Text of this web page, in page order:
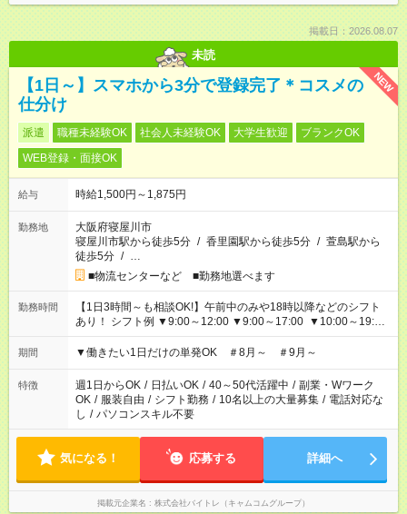
掲載日：2026.08.07
未読
NEW
【1日～】スマホから3分で登録完了＊コスメの
仕分け
派遣 職種未経験OK 社会人未経験OK 大学生歓迎
ブランクOK
WEB登録・面接OK
給与 時給1,500円～1,875円
勤務地
大阪府寝屋川市
寝屋川市駅から徒歩5分 / 香里園駅から徒歩5分 / 萱島駅から
徒歩5分 / …
■物流センターなど ■勤務地選べます
勤務時間
【1日3時間～も相談OK!】午前中のみや18時以降などのシフト
あり！ シフト例 ▼9:00～12:00 ▼9:00～17:00 ▼10:00～19:00
▼18:00～21:00
期間 ▼働きたい1日だけの単発OK ＃8月～ ＃9月～
特徴 週1日からOK / 日払いOK / 40～50代活躍中 / 副業・Wワーク
OK / 服装自由 / シフト勤務 / 10名以上の大量募集 / 電話対応な
し / パソコンスキル不要
気になる！ 応募する 詳細へ
掲載元企業名 株式会社バイトレ（キャムコムグループ）